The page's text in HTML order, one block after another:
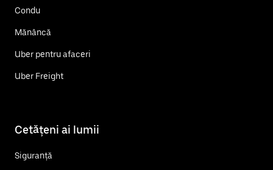
Condu
Mănâncă
Uber pentru afaceri
Uber Freight
Cetățeni ai lumii
Siguranță